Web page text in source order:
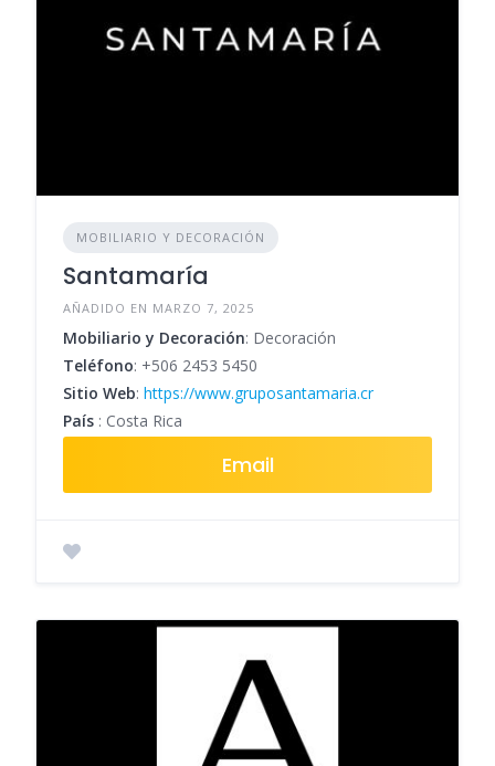
MOBILIARIO Y DECORACIÓN
Santamaría
AÑADIDO EN MARZO 7, 2025
Mobiliario y Decoración: Decoración
Teléfono: +506 2453 5450
Sitio Web: https://www.gruposantamaria.cr
País : Costa Rica
Email